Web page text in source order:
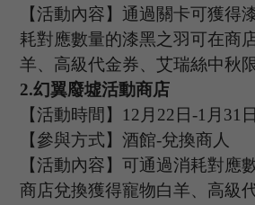
【活動內容】通過關卡可獲得
耗對應數量的漆黑之羽可在商
羊、高級代金券、艾瑞絲中秋
2.幻翼廢墟活動商店
【活動時間】 12 月 22 日-1 月 31 日
【參與方式】酒館-兌換商人
【活動內容】可通過消耗對應
商店兌換獲得寵物白羊、高級